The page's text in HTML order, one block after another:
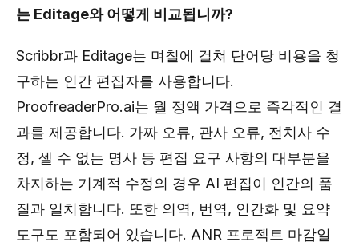
는 Editage와 어떻게 비교됩니까?
Scribbr과 Editage는 며칠에 걸쳐 단어당 비용을 청
구하는 인간 편집자를 사용합니다.
ProofreaderPro.ai는 월 정액 가격으로 즉각적인 결
과를 제공합니다. 가짜 오류, 관사 오류, 전치사 수
정, 셀 수 없는 명사 등 편집 요구 사항의 대부분을
차지하는 기계적 수정의 경우 AI 편집이 인간의 품
질과 일치합니다. 또한 의역, 번역, 인간화 및 요약
도구도 포함되어 있습니다. ANR 프로젝트 마감일